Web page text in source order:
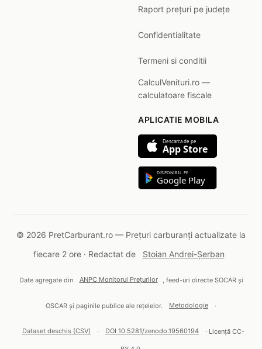
Raport prețuri pe județe
Confidentialitate
Termeni si conditii
CalculVenituri.ro —
calculatoare fiscale
APLICATIE MOBILA
Descarca de pe
App Store
DISPONIBIL PE
Google Play
© 2026 PretCarburant.ro — Prețuri carburanți actualizate la
fiecare 2 ore · Redactat de
Stoian Andrei-Șerban
Date agregate din ANPC Monitorul Prețurilor , feed-uri directe SOCAR și
OSCAR și paginile publice ale rețelelor. Metodologie ·
Dataset deschis (CSV) · DOI 10.5281/zenodo.19560194 · Licență CC-